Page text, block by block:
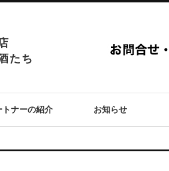
たち
トナーの紹介 お知らせ